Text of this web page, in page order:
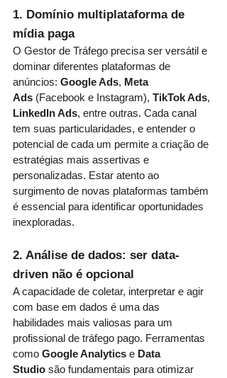
1. Domínio multiplataforma de
mídia paga
O Gestor de Tráfego precisa ser versátil e
dominar diferentes plataformas de
anúncios: Google Ads, Meta
Ads (Facebook e Instagram), TikTok Ads,
LinkedIn Ads, entre outras. Cada canal
tem suas particularidades, e entender o
potencial de cada um permite a criação de
estratégias mais assertivas e
personalizadas. Estar atento ao
surgimento de novas plataformas também
é essencial para identificar oportunidades
inexploradas.
2. Análise de dados: ser data-
driven não é opcional
A capacidade de coletar, interpretar e agir
com base em dados é uma das
habilidades mais valiosas para um
profissional de tráfego pago. Ferramentas
como Google Analytics e Data
Studio são fundamentais para otimizar